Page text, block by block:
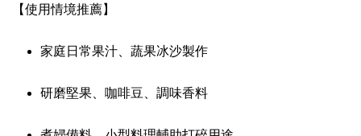
【使用情境推薦】
家庭日常果汁、蔬果冰沙製作
研磨堅果、咖啡豆、調味香料